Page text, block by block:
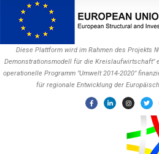
Diese Plattform wird im Rahmen des Projekts
Demonstrationsmodell für die Kreislaufwirtschaft"
operationelle Programm "Umwelt 2014-2020"
für regionale Entwicklung der